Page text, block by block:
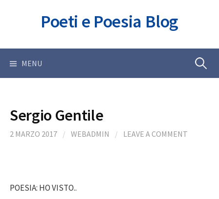
Poeti e Poesia Blog
MENU Ricerca
Sergio Gentile
2 MARZO 2017 / WEBADMIN / LEAVE A COMMENT
POESIA: HO VISTO..